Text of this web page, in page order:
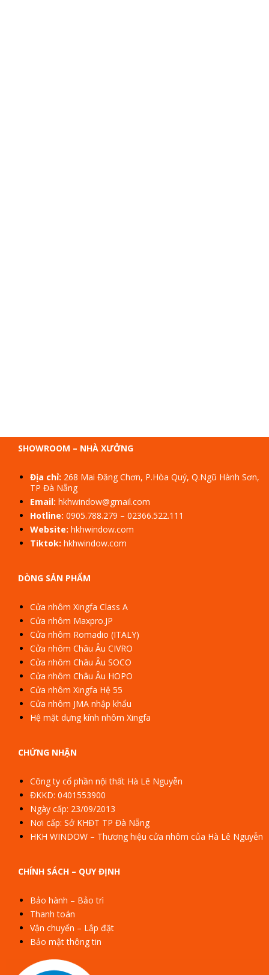
SHOWROOM – NHÀ XƯỞNG
Địa chỉ: 268 Mai Đăng Chơn, P.Hòa Quý, Q.Ngũ Hành Sơn,
TP Đà Nẵng
Email: hkhwindow@gmail.com
Hotline: 0905.788.279 – 02366.522.111
Website: hkhwindow.com
Tiktok: hkhwindow.com
DÒNG SẢN PHẨM
Cửa nhôm Xingfa Class A
Cửa nhôm Maxpro.JP
Cửa nhôm Romadio (ITALY)
Cửa nhôm Châu Âu CIVRO
Cửa nhôm Châu Âu SOCO
Cửa nhôm Châu Âu HOPO
Cửa nhôm Xingfa Hệ 55
Cửa nhôm JMA nhập khẩu
Hệ mặt dựng kính nhôm Xingfa
CHỨNG NHẬN
Công ty cổ phần nội thất Hà Lê Nguyễn
ĐKKD: 0401553900
Ngày cấp: 23/09/2013
Nơi cấp: Sở KHĐT TP Đà Nẵng
HKH WINDOW – Thương hiệu cửa nhôm của Hà Lê Nguyễn
CHÍNH SÁCH – QUY ĐỊNH
Bảo hành – Bảo trì
Thanh toán
Vận chuyển – Lắp đặt
Bảo mật thông tin